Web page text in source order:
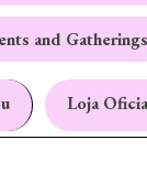
and Gatherings
Loja